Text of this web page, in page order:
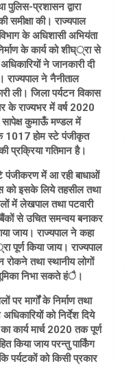
पुलिस-प्रशासन द्वारा
समीक्षा की। राज्यपाल
के अधिशासी अभियंता
के कार्य को शीघ््रा से
ने जानकारी दी
राज्यपाल ने नैनीताल
ली। जिला पर्यटन विकास
के राज्यभर में वर्ष 2020
कुमाऊँ मण्डल में
1017 होम स्टे पंजीकृत
गतिमान है।
पंजीकरण में आ रही बाधाओं
को इसके लिये तहसील तथा
में लेखपाल तथा पटवारी
से उचित समन्वय बनाकर
जाय। राज्यपाल ने कहा
पूर्ण किया जाय। राज्यपाल
रोकने तथा स्थानीय लोगों
निभा सकते हंै।
पर मार्गों के निर्माण तथा
को निर्देश दिये
कार्य मार्च 2020 तक पूर्ण
किया जाय परन्तु पार्किंग
पर्यटकों को किसी प्रकार